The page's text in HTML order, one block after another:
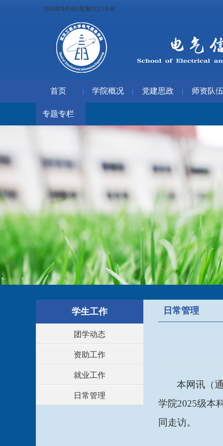
2026年8月8日星期六3:19:49
首页 | 学院概况 | 党建思政 | 师资队伍
专题专栏
学生工作
团学动态
资助工作
就业工作
日常管理
日常管理
本网讯（
学院2025级本
同走访。